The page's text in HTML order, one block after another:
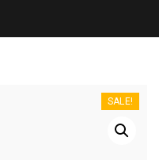
SALE!